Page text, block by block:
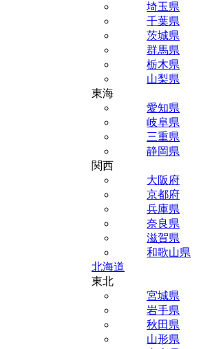
埼玉県
千葉県
茨城県
群馬県
栃木県
山梨県
東海
愛知県
岐阜県
三重県
静岡県
関西
大阪府
京都府
兵庫県
奈良県
滋賀県
和歌山県
北海道
東北
宮城県
岩手県
秋田県
山形県